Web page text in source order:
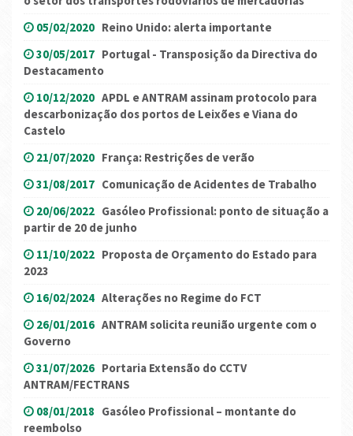
05/02/2020 Reino Unido: alerta importante
30/05/2017 Portugal - Transposição da Directiva do
Destacamento
10/12/2020 APDL e ANTRAM assinam protocolo para
descarbonização dos portos de Leixões e Viana do
Castelo
21/07/2020 França: Restrições de verão
31/08/2017 Comunicação de Acidentes de Trabalho
20/06/2022 Gasóleo Profissional: ponto de situação a
partir de 20 de junho
11/10/2022 Proposta de Orçamento do Estado para
2023
16/02/2024 Alterações no Regime do FCT
26/01/2016 ANTRAM solicita reunião urgente com o
Governo
31/07/2026 Portaria Extensão do CCTV
ANTRAM/FECTRANS
08/01/2018 Gasóleo Profissional – montante do
reembolso